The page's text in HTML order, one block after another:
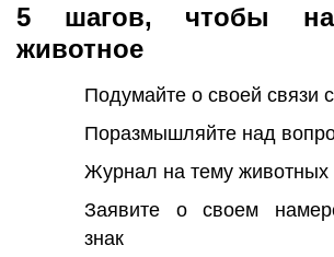
5 шагов, чтобы
животное
Подумайте о своей связи
Поразмышляйте над
Журнал на тему животных
Заявите о своем
знак